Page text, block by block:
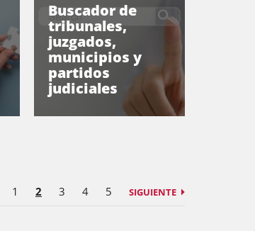
Buscador de
tribunales,
juzgados,
municipios y
partidos
judiciales
1 2 3 4 5 SIGUIENTE